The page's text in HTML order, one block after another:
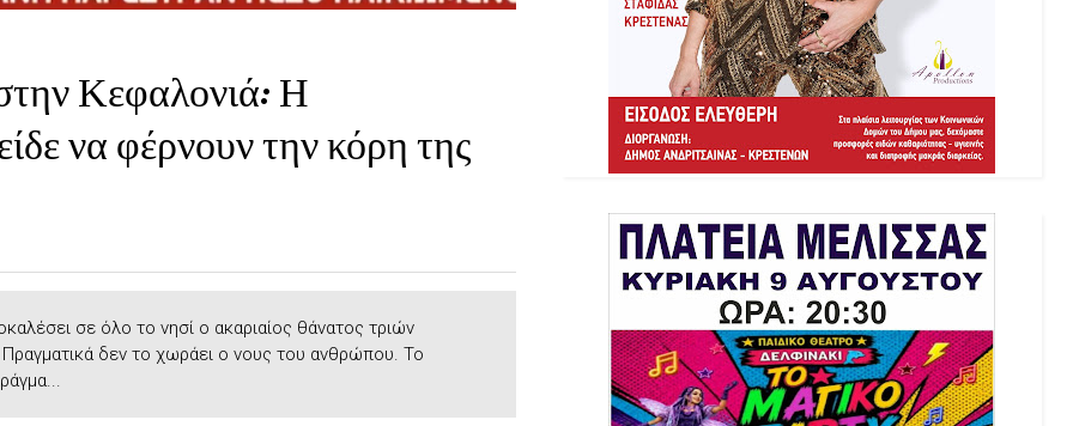
Κεφαλονιά: Η
να φέρνουν την κόρη της
σε όλο το νησί ο ακαριαίος θάνατος τριών
δεν το χωράει ο νους του ανθρώπου. Το